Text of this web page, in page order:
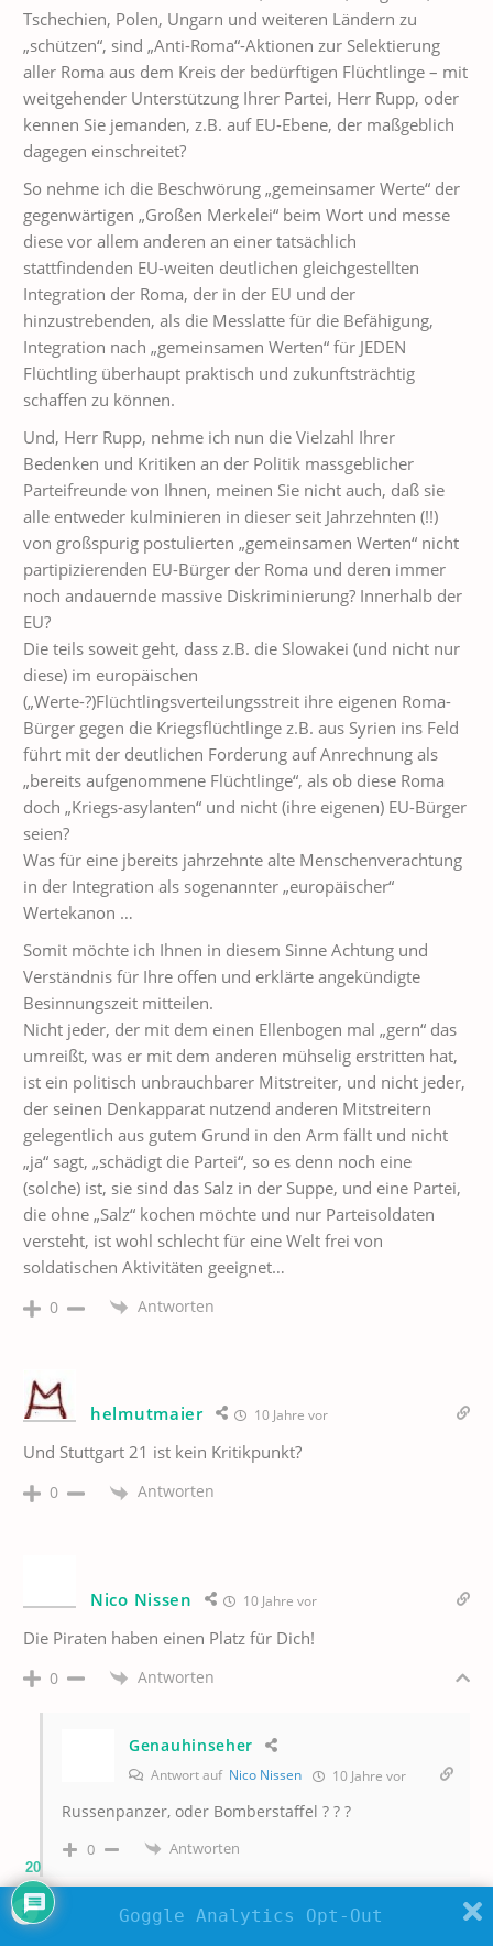
Tschechien, Polen, Ungarn und weiteren Ländern zu
„schützen“, sind „Anti-Roma“-Aktionen zur Selektierung
aller Roma aus dem Kreis der bedürftigen Flüchtlinge – mit
weitgehender Unterstützung Ihrer Partei, Herr Rupp, oder
kennen Sie jemanden, z.B. auf EU-Ebene, der maßgeblich
dagegen einschreitet?
So nehme ich die Beschwörung „gemeinsamer Werte“ der
gegenwärtigen „Großen Merkelei“ beim Wort und messe
diese vor allem anderen an einer tatsächlich
stattfindenden EU-weiten deutlichen gleichgestellten
Integration der Roma, der in der EU und der
hinzustrebenden, als die Messlatte für die Befähigung,
Integration nach „gemeinsamen Werten“ für JEDEN
Flüchtling überhaupt praktisch und zukunftsträchtig
schaffen zu können.
Und, Herr Rupp, nehme ich nun die Vielzahl Ihrer
Bedenken und Kritiken an der Politik massgeblicher
Parteifreunde von Ihnen, meinen Sie nicht auch, daß sie
alle entweder kulminieren in dieser seit Jahrzehnten (!!)
von großspurig postulierten „gemeinsamen Werten“ nicht
partipizierenden EU-Bürger der Roma und deren immer
noch andauernde massive Diskriminierung? Innerhalb der
EU?
Die teils soweit geht, dass z.B. die Slowakei (und nicht nur
diese) im europäischen
(„Werte-?)Flüchtlingsverteilungsstreit ihre eigenen Roma-
Bürger gegen die Kriegsflüchtlinge z.B. aus Syrien ins Feld
führt mit der deutlichen Forderung auf Anrechnung als
„bereits aufgenommene Flüchtlinge“, als ob diese Roma
doch „Kriegs-asylanten“ und nicht (ihre eigenen) EU-Bürger
seien?
Was für eine jbereits jahrzehnte alte Menschenverachtung
in der Integration als sogenannter „europäischer“
Wertekanon …
Somit möchte ich Ihnen in diesem Sinne Achtung und
Verständnis für Ihre offen und erklärte angekündigte
Besinnungszeit mitteilen.
Nicht jeder, der mit dem einen Ellenbogen mal „gern“ das
umreißt, was er mit dem anderen mühselig erstritten hat,
ist ein politisch unbrauchbarer Mitstreiter, und nicht jeder,
der seinen Denkapparat nutzend anderen Mitstreitern
gelegentlich aus gutem Grund in den Arm fällt und nicht
„ja“ sagt, „schädigt die Partei“, so es denn noch eine
(solche) ist, sie sind das Salz in der Suppe, und eine Partei,
die ohne „Salz“ kochen möchte und nur Parteisoldaten
versteht, ist wohl schlecht für eine Welt frei von
soldatischen Aktivitäten geeignet…
0 Antworten
helmutmaier 10 Jahre vor
Und Stuttgart 21 ist kein Kritikpunkt?
0 Antworten
Nico Nissen 10 Jahre vor
Die Piraten haben einen Platz für Dich!
0 Antworten
Genauhinseher
Antwort auf Nico Nissen 10 Jahre vor
Russenpanzer, oder Bomberstaffel ? ? ?
0 Antworten
Goggle Analytics Opt-Out
20